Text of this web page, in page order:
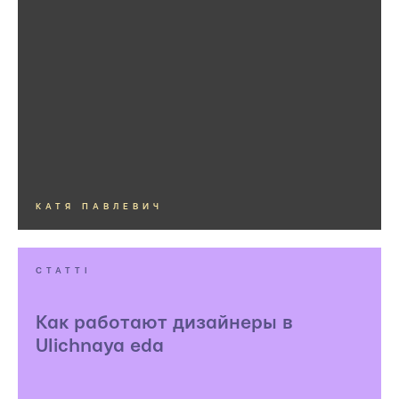
КАТЯ ПАВЛЕВИЧ
СТАТТІ
Как работают дизайнеры в
Ulichnaya eda